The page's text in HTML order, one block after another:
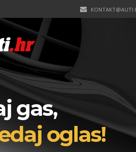
gas,
oglas!